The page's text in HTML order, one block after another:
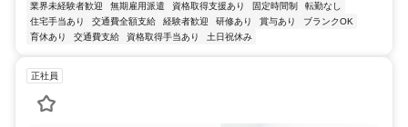
業界未経験者歓迎 無期雇用派遣 資格取得支援あり 固定時間制
転勤なし
住宅手当あり
交通費全額支給 経験者歓迎 研修あり 賞与あり
ブランクOK
育休あり
交通費支給 資格取得手当あり 土日祝休み
正社員